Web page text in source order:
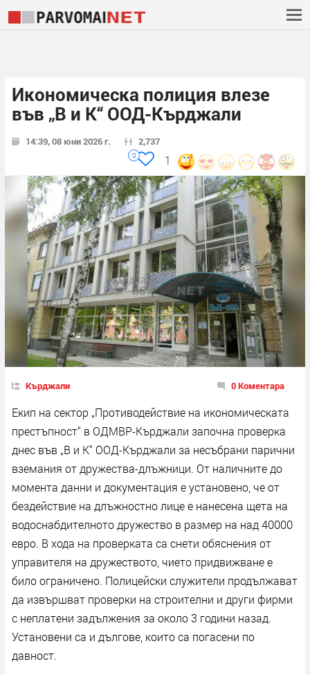
Икономическа полиция влезе
във „В и К“ ООД-Кърджали
14:39, 08 юни 2026 г. 2,737
1
0
Кърджали 0 Коментара
Екип на сектор „Противодействие на икономическата
престъпност“ в ОДМВР-Кърджали започна проверка
днес във „В и К“ ООД-Кърджали за несъбрани парични
вземания от дружества-длъжници. От наличните до
момента данни и документация е установено, че от
бездействие на длъжностно лице е нанесена щета на
водоснабдителното дружество в размер на над 40000
евро. В хода на проверката са снети обяснения от
управителя на дружеството, чието придвижване е
било ограничено. Полицейски служители продължават
да извършват проверки на строителни и други фирми
с неплатени задължения за около 3 години назад.
Установени са и дългове, които са погасени по
давност.